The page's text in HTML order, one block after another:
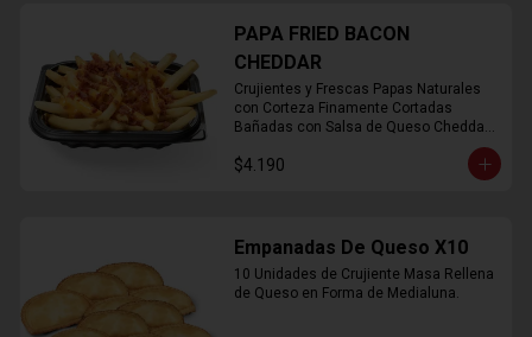
PAPA FRIED BACON
CHEDDAR
Crujientes y Frescas Papas Naturales
con Corteza Finamente Cortadas
Bañadas con Salsa de Queso Cheddar
$4.190
Empanadas De Queso X10
10 Unidades de Crujiente Masa Rellena
de Queso en Forma de Medialuna.